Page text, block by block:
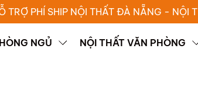
TRỢ PHÍ SHIP NỘI THẤT ĐÀ NẴNG - NỘI
NGỦ NỘI THẤT VĂN PHÒNG